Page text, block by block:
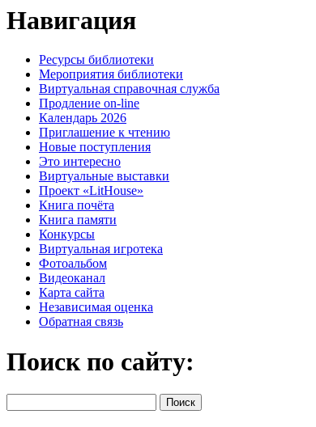
Навигация
Ресурсы библиотеки
Мероприятия библиотеки
Виртуальная справочная служба
Продление on-line
Календарь 2026
Приглашение к чтению
Новые поступления
Это интересно
Виртуальные выставки
Проект «LitHouse»
Книга почёта
Книга памяти
Конкурсы
Виртуальная игротека
Фотоальбом
Видеоканал
Карта сайта
Независимая оценка
Обратная связь
Поиск по сайту: